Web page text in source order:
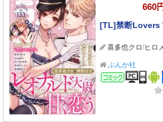
660
[TL]禁断Lovers
喜多也クロ/ヒロ
ぶんか社
コミック